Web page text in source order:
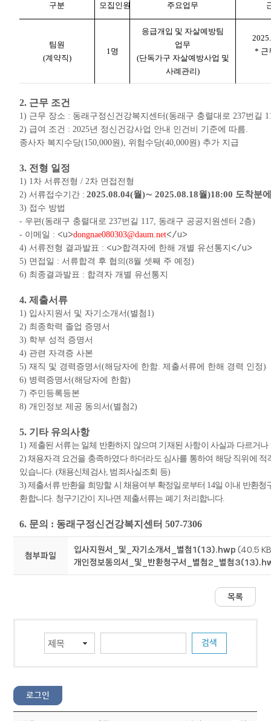
구분 모집인원 주요업무
팀원
(계약직)
1명
응급개입 및 자살예방팀
업무
(단독가구 자살예방사업 및
사례관리)
* 근
2. 근무 조건
1) 근무 장소 : 동래구정신건강복지센터(동래구 충렬대로237번길
2) 급여 조건 : 2025년 정신건강사업 안내 인건비 기준에 따름.
종사자 복지수당(150,000원), 위험수당(40,000원) 추가 지급
3. 전형 일정
1) 1차 서류전형/ 2차 면접전형
2)서류접수기간 : 2025.08.04(월)∼2025.08.18월)18:00 도착분
3) 접수 방법
- 우편(동래구 충렬대로237번길 117, 동래구 공공지원센터2층)
- 이메일 : <u>dongnae080303@daum.net</u>
4)서류전형 결과발표 : <u>합격자에 한해 개별 유선통지 </u>
5) 면접일 :서류합격 후 협의(8월 셋째 주 예정)
6) 최종결과발표 : 합격자 개별 유선통지
4.제출서류
1) 입사지원서 및 자기소개서(별첨 1)
2) 최종학력 졸업 증명서
3) 학부 성적 증명서
4) 관련 자격증 사본
5)재직 및 경력증명서(해당자에 한함.제출서류에 한해 경력 인정)
6) 병력증명서(해당자에 한함)
7) 주민등록등본
8) 개인정보 제공 동의서(별첨2)
5. 기타 유의사항
1)제출된 서류는 일체 반환하지 않으며 기재된 사항이 사실과 다르거
2)채용자격 요건을 충족하였다 하더라도 심사를 통하여 해당 직위에
있습니다. (채용신체검사, 범죄사실조회 등)
3)제출서류 반환을 희망할 시 채용여부 확정일로부터 14일 이내 반환청
환합니다. 청구기간이 지나면 제출서류는 폐기 처리합니다.
6. 문의 : 동래구정신건강복지센터507-7306
첨부파일 입사지원서_및_자기소개서_별첨1(13).hwp (40.5
개인정보동의서_및_반환청구서_별첨2_별첨